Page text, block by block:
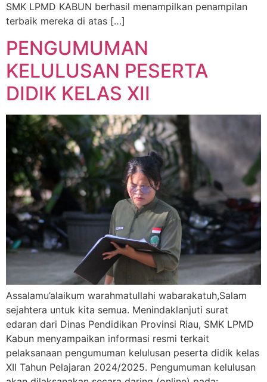
SMK LPMD KABUN berhasil menampilkan penampilan
terbaik mereka di atas […]
PENGUMUMAN
KELULUSAN PESERTA
DIDIK KELAS XII
Assalamu’alaikum warahmatullahi wabarakatuh,Salam
sejahtera untuk kita semua. Menindaklanjuti surat
edaran dari Dinas Pendidikan Provinsi Riau, SMK LPMD
Kabun menyampaikan informasi resmi terkait
pelaksanaan pengumuman kelulusan peserta didik kelas
XII Tahun Pelajaran 2024/2025. Pengumuman kelulusan